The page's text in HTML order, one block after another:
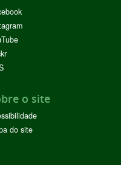
o site
do site